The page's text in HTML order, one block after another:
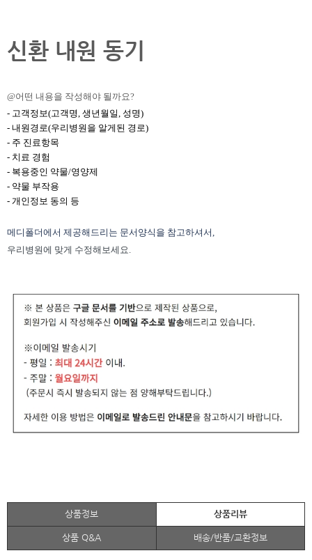
신환 내원 동기
@어떤 내용을 작성해야 될까요?
- 고객정보(고객명, 생년월일, 성명)
- 내원경로(우리병원을 알게된 경로)
- 주 진료항목
- 치료 경험
- 복용중인 약물/영양제
- 약물 부작용
- 개인정보 동의 등
메디폴더에서 제공해드리는 문서양식을 참고하셔서,
우리병원에 맞게 수정해보세요.
상품정보 상품리뷰
상품 Q&A 배송/반품/교환정보